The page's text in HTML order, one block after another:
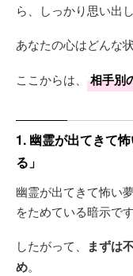
ら、しっかり思い出
あなたの心はどんな
ここからは、 相手別
1. 幽霊が出てきて
る」
幽霊が出てきて怖い
をためている暗示です
したがって、
まずは
め。